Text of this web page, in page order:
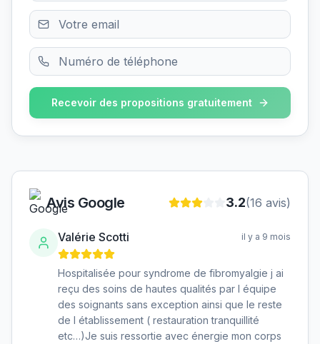
Recevoir des propositions gratuitement
Avis Google 3.2(16 avis)
Valérie Scotti il y a 9 mois
Hospitalisée pour syndrome de fibromyalgie j ai
reçu des soins de hautes qualités par l équipe
des soignants sans exception ainsi que le reste
de l établissement ( restauration tranquillité
etc…)Je suis ressortie avec énergie mon corps